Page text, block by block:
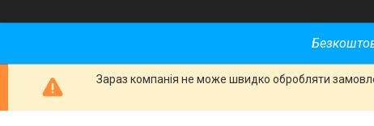
Зараз компанія не може швидко обробляти